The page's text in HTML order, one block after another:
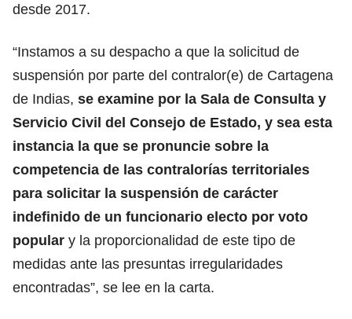
desde 2017.
“Instamos a su despacho a que la solicitud de
suspensión por parte del contralor(e) de Cartagena
de Indias, se examine por la Sala de Consulta y
Servicio Civil del Consejo de Estado, y sea esta
instancia la que se pronuncie sobre la
competencia de las contralorías territoriales
para solicitar la suspensión de carácter
indefinido de un funcionario electo por voto
popular y la proporcionalidad de este tipo de
medidas ante las presuntas irregularidades
encontradas”, se lee en la carta.